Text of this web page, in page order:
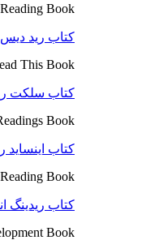
Book
کتاب رید دیس
This Book
کتاب سلکت
Book
کتاب اینساید
Book
کتاب ریدینگ
Book